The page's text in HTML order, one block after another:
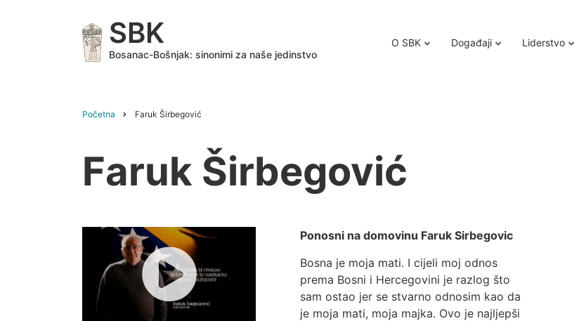
SBK
Bosanac-Bošnjak: sinonimi za naše jedinstvo
O SBK Događaji Liderstvo
Početna Faruk Širbegović
Faruk Širbegović
Ponosni na domovinu Faruk Sirbegovic
Bosna je moja mati. I cijeli moj odnos
prema Bosni i Hercegovini je razlog što
sam ostao jer se stvarno odnosim kao da
je moja mati, moja majka. Ovo je najljepši